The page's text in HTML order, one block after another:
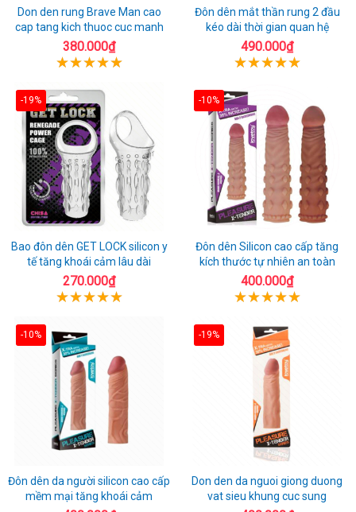
Don den rung Brave Man cao
cap tang kich thuoc cuc manh
380.000₫
Đôn dên mắt thần rung 2 đầu
kéo dài thời gian quan hệ
490.000₫
-19%
Bao đôn dên GET LOCK silicon y
tế tăng khoái cảm lâu dài
270.000₫
-10%
Đôn dên Silicon cao cấp tăng
kích thước tự nhiên an toàn
400.000₫
-10%
Đôn dên da người silicon cao cấp
mềm mại tăng khoái cảm
-19%
Don den da nguoi giong duong
vat sieu khung cuc sung